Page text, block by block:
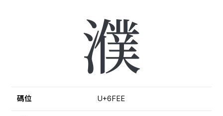
濮
碼位 U+6FEE